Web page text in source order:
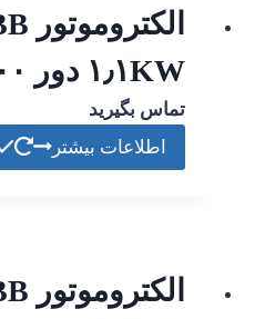
۱٫۱KW دور ۱۵۰۰
تماس بگیرید
اطلاعات بیشتر